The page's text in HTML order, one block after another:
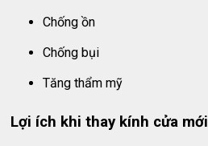
Chống ồn
Chống bụi
Tăng thẩm mỹ
Lợi ích khi thay kính cửa mới